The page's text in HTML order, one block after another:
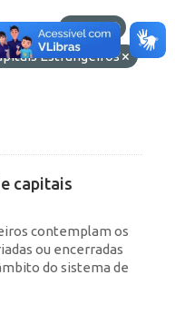
OData
Estrangeiros
capitais
contemplam os
ou encerradas
do sistema de